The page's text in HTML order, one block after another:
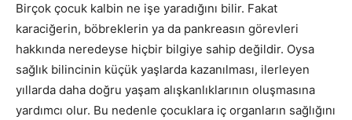
Birçok çocuk kalbin ne işe yaradığını bilir. Fakat
karaciğerin, böbreklerin ya da pankreasın görevleri
hakkında neredeyse hiçbir bilgiye sahip değildir. Oysa
sağlık bilincinin küçük yaşlarda kazanılması, ilerleyen
yıllarda daha doğru yaşam alışkanlıklarının oluşmasına
yardımcı olur. Bu nedenle çocuklara iç organların sağlığını